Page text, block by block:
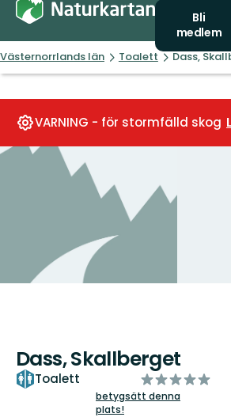
Bli
medlem
Västernorrlands län Toalett Dass,
VARNING - för stormfälld skog
Dass, Skallberget
Toalett
av
5
betygsätt denna
plats!